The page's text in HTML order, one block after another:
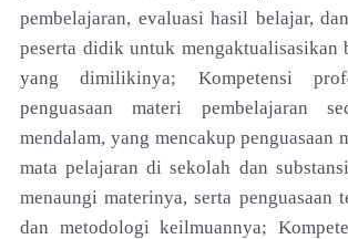
pembelajaran, evaluasi hasil belajar,
peserta didik untuk mengaktualisasikan
yang dimilikinya; Kompetensi
penguasaan materi pembelajaran
mendalam, yang mencakup penguasaan
mata pelajaran di sekolah dan
menaungi materinya, serta penguasaan
dan metodologi keilmuannya;